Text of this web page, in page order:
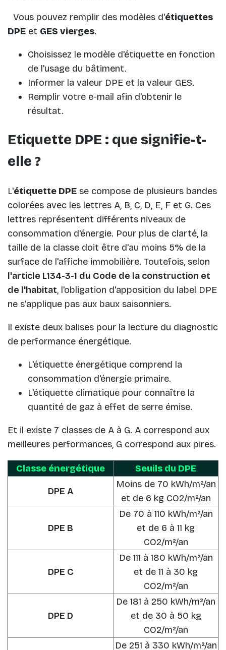
Vous pouvez remplir des modèles d'étiquettes
DPE et GES vierges.
Choisissez le modèle d'étiquette en fonction
de l'usage du bâtiment.
Informer la valeur DPE et la valeur GES.
Remplir votre e-mail afin d'obtenir le
résultat.
Etiquette DPE : que signifie-t-
elle ?
L'étiquette DPE se compose de plusieurs bandes
colorées avec les lettres A, B, C, D, E, F et G. Ces
lettres représentent différents niveaux de
consommation d'énergie. Pour plus de clarté, la
taille de la classe doit être d'au moins 5% de la
surface de l'affiche immobilière. Toutefois, selon
l'article L134-3-1 du Code de la construction et
de l'habitat, l'obligation d'apposition du label DPE
ne s'applique pas aux baux saisonniers.
Il existe deux balises pour la lecture du diagnostic
de performance énergétique.
L'étiquette énergétique comprend la
consommation d'énergie primaire.
L'étiquette climatique pour connaître la
quantité de gaz à effet de serre émise.
Et il existe 7 classes de A à G. A correspond aux
meilleures performances, G correspond aux pires.
Classe énergétique Seuils du DPE
DPE A
Moins de 70 kWh/m²/an
et de 6 kg CO2/m²/an
DPE B
De 70 à 110 kWh/m²/an
et de 6 à 11 kg
CO2/m²/an
DPE C
De 111 à 180 kWh/m²/an
et de 11 à 30 kg
CO2/m²/an
DPE D
De 181 à 250 kWh/m²/an
et de 30 à 50 kg
CO2/m²/an
De 251 à 330 kWh/m²/an